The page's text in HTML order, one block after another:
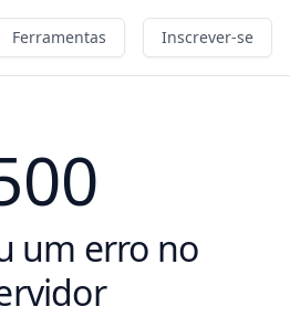
Ferramentas Inscrever-se
um erro no